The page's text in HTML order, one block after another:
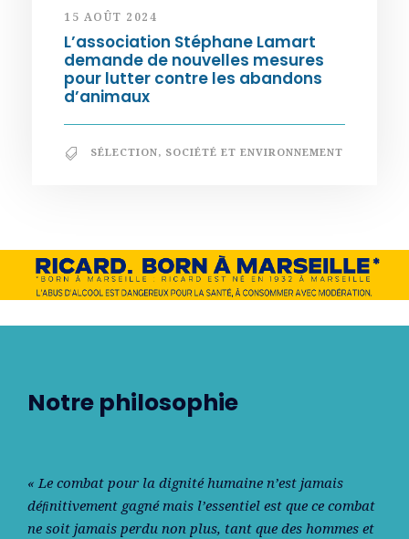
15 AOÛT 2024
L’association Stéphane Lamart
demande de nouvelles mesures
pour lutter contre les abandons
d’animaux
SÉLECTION, SOCIÉTÉ ET ENVIRONNEMENT
Notre philosophie
« Le combat pour la dignité humaine n’est jamais
déﬁnitivement gagné mais l’essentiel est que ce combat
ne soit jamais perdu non plus, tant que des hommes et